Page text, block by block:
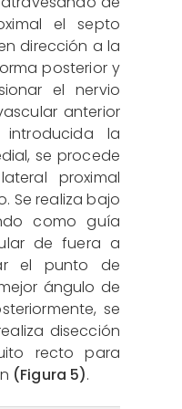
el septo
dirección a la
posterior y
el nervio
anterior
la
se procede
proximal
Se realiza bajo
como guía
de fuera a
el punto de
ángulo de
se
disección
recto para
(Figura 5).